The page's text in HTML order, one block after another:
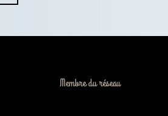
Membre du réseau